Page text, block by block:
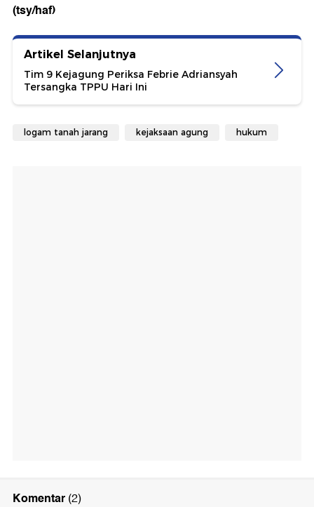
(tsy/haf)
Artikel Selanjutnya
Tim 9 Kejagung Periksa Febrie Adriansyah
Tersangka TPPU Hari Ini
logam tanah jarang kejaksaan agung hukum